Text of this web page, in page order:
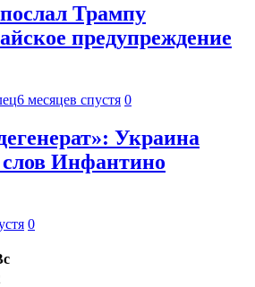
Трампу
предупреждение
6 месяцев спустя 0
Украина
слов Инфантино
0